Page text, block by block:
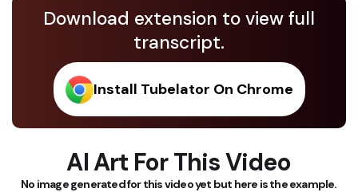
Download extension to view full
transcript.
Install Tubelator On Chrome
AI Art For This Video
No image generated for this video yet but here is the example.